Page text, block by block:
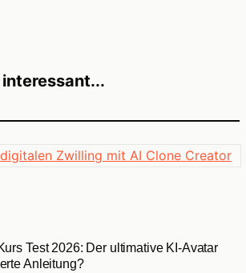
Test 2026: Der ultimative KI-Avatar
Anleitung?